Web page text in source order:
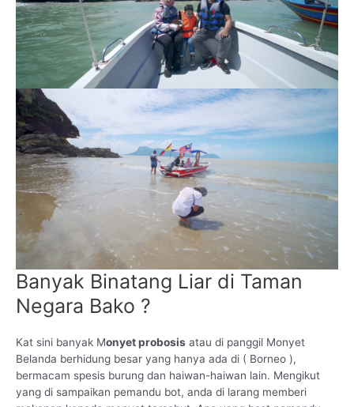
Banyak Binatang Liar di Taman
Negara Bako ?
Kat sini banyak Monyet probosis atau di panggil Monyet
Belanda berhidung besar yang hanya ada di ( Borneo ),
bermacam spesis burung dan haiwan-haiwan lain. Mengikut
yang di sampaikan pemandu bot, anda di larang memberi